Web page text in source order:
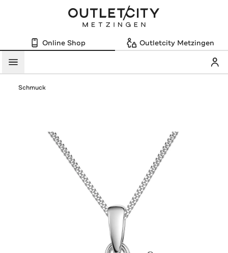
Online Shop Outletcity Metzingen
Menü
Schmuck